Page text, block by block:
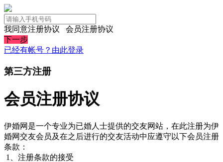
我同意注册协议 会员注册协议
下一步
已经有帐号？由此登录
第三方注册
会员注册协议
伊婚网是一个专业为已婚人士提供的交友网站，在此注册为伊
婚网交友会员及在之后进行的交友活动中应遵守以下会员注册
条款：
1、注册条款的接受